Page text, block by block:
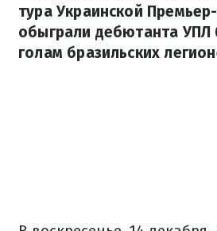
тура Украинской
обыграли дебютанта УПЛ
голам бразильских